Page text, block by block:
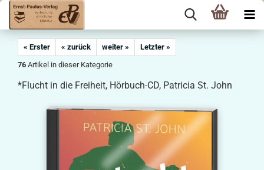
« Erster « zurück weiter »
Letzter »
76 Artikel in dieser Kategorie
*Flucht in die Freiheit, Hörbuch-CD, Patricia St. John